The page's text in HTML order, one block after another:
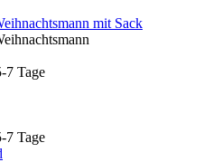
mit Sack
7 Tage
7 Tage